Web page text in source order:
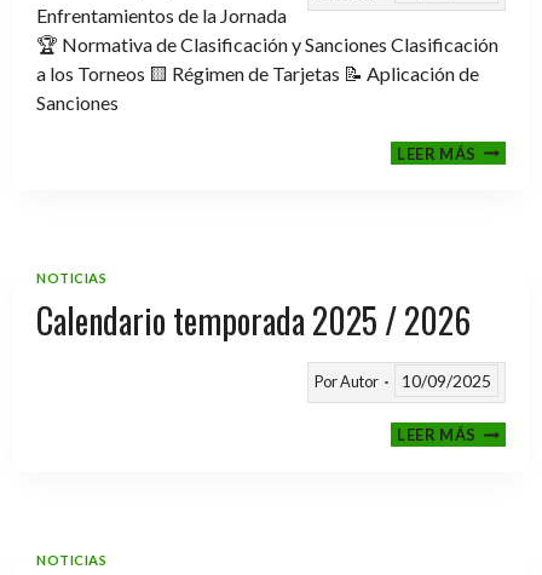
Enfrentamientos de la Jornada
🏆 Normativa de Clasificación y Sanciones Clasificación
a los Torneos 🟨 Régimen de Tarjetas 📝 Aplicación de
Sanciones
LEER MÁSFASE
NOTICIAS
Calendario temporada 2025 / 2026
PorAutor 10/09/2025
LEER MÁS
NOTICIAS